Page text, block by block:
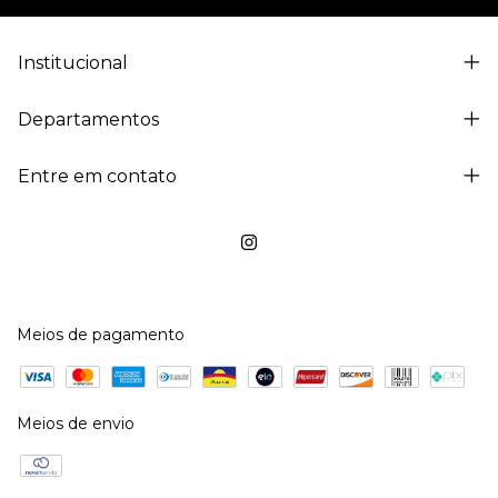
Institucional
Departamentos
Entre em contato
Meios de pagamento
Meios de envio